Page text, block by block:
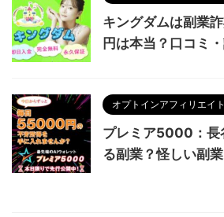
キングダムは副業
円は本当？口コミ
オプトインアフィリエイト
プレミア5000：長
る副業？怪しい副